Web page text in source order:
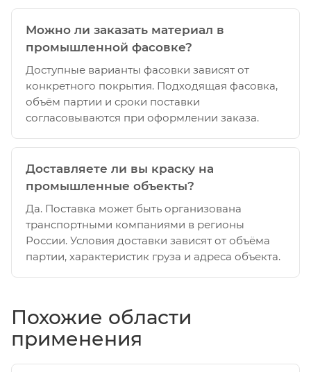
Можно ли заказать материал в
промышленной фасовке?
Доступные варианты фасовки зависят от
конкретного покрытия. Подходящая фасовка,
объём партии и сроки поставки
согласовываются при оформлении заказа.
Доставляете ли вы краску на
промышленные объекты?
Да. Поставка может быть организована
транспортными компаниями в регионы
России. Условия доставки зависят от объёма
партии, характеристик груза и адреса объекта.
Похожие области
применения